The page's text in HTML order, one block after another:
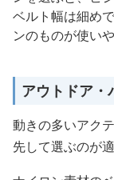
ベルト幅は細め
ンのものが使い
アウトドア・
動きの多いアク
先して選ぶのが適